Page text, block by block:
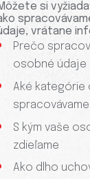
si
vrátane
Prečo
osobné údaje
Aké
spracovávame
S kým vaše
zdieľame
Ako dlho